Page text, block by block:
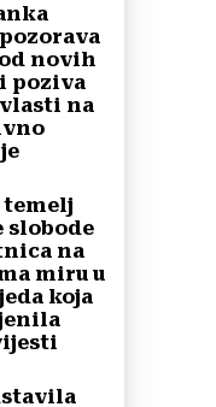
novih
poziva
na
temelj
slobode
na
miru u
koja